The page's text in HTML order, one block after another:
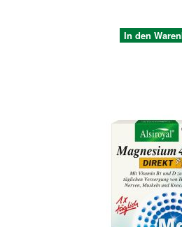
In den